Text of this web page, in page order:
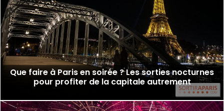
Que faire à Paris en soirée ? Les sorties nocturnes
pour profiter de la capitale autrement